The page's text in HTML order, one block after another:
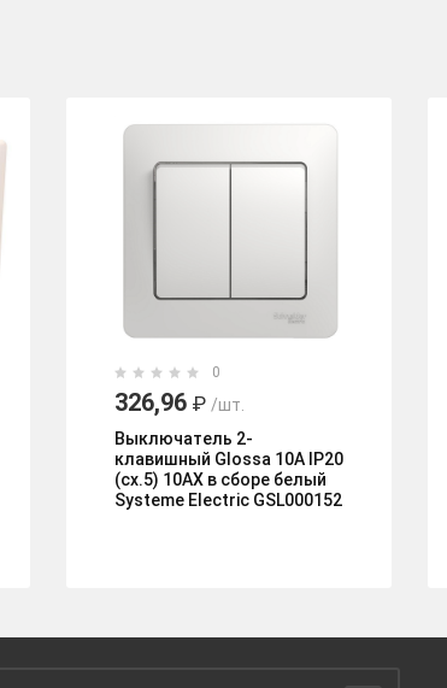
0
326,96 ₽ /шт.
Выключатель 2-
клавишный Glossa 10А IP20
(сх.5) 10AX в сборе белый
Systeme Electric GSL000152